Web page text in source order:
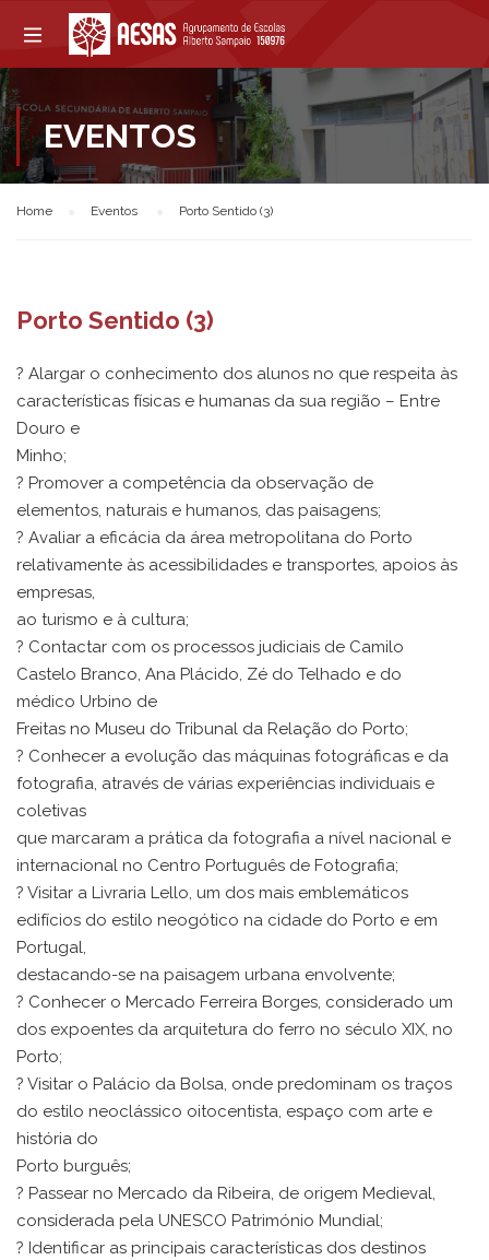
EVENTOS
Home Eventos Porto Sentido (3)
Porto Sentido (3)
? Alargar o conhecimento dos alunos no que respeita às
características físicas e humanas da sua região – Entre
Douro e
Minho;
? Promover a competência da observação de
elementos, naturais e humanos, das paisagens;
? Avaliar a eficácia da área metropolitana do Porto
relativamente às acessibilidades e transportes, apoios às
empresas,
ao turismo e à cultura;
? Contactar com os processos judiciais de Camilo
Castelo Branco, Ana Plácido, Zé do Telhado e do
médico Urbino de
Freitas no Museu do Tribunal da Relação do Porto;
? Conhecer a evolução das máquinas fotográficas e da
fotografia, através de várias experiências individuais e
coletivas
que marcaram a prática da fotografia a nível nacional e
internacional no Centro Português de Fotografia;
? Visitar a Livraria Lello, um dos mais emblemáticos
edifícios do estilo neogótico na cidade do Porto e em
Portugal,
destacando-se na paisagem urbana envolvente;
? Conhecer o Mercado Ferreira Borges, considerado um
dos expoentes da arquitetura do ferro no século XIX, no
Porto;
? Visitar o Palácio da Bolsa, onde predominam os traços
do estilo neoclássico oitocentista, espaço com arte e
história do
Porto burguês;
? Passear no Mercado da Ribeira, de origem Medieval,
considerada pela UNESCO Património Mundial;
? Identificar as principais características dos destinos